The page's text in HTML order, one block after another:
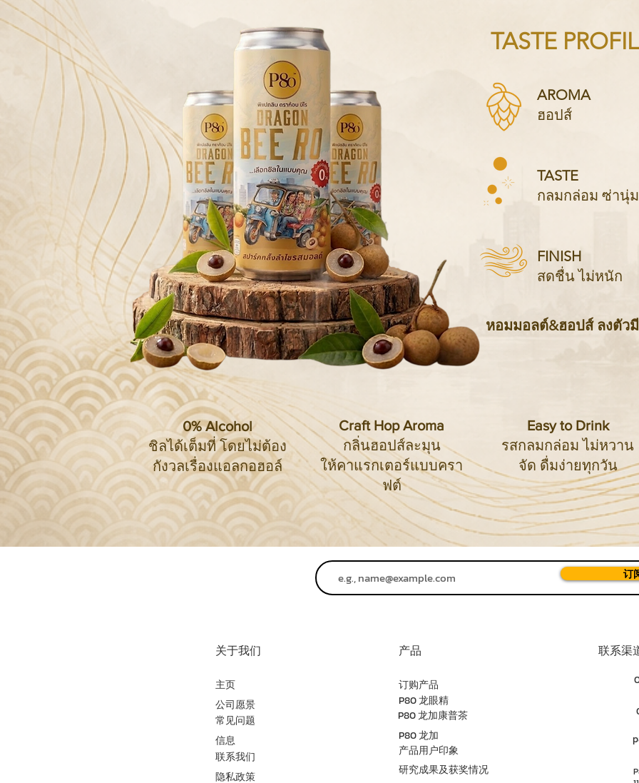
TASTE
AROMA
ฮอปส์
TASTE
กลมกล่อม ซ่านุ่ม
FINISH
สดชื่น ไม่หนัก
หอมมอลต์&ฮอปส์ ลงตัว
0% Alcohol
ชิลได้เต็มที่ โดยไม่ต้อง
กังวลเรื่องแอลกอฮอล์
Craft Hop Aroma
กลิ่นฮอปส์ละมุน
ให้คาแรกเตอร์แบบครา
ฟต์
Easy to Drink
รสกลมกล่อม ไม่หวาน
จัด ดื่มง่ายทุกวัน
订
关于我们
主页
公司愿景
常见问题
信息
联系我们
隐私政策
产品
订购产品
P80 龙眼精
P80 龙加
产品用户印象
研究成果及获奖情况
P80 龙加康普茶
联系渠